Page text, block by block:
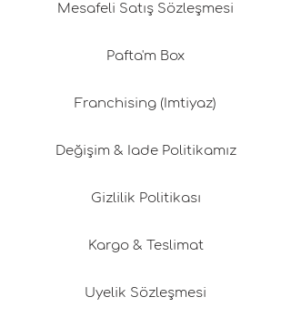
Mesafeli Satış Sözleşmesi
Pafta'm Box
Franchising (İmtiyaz)
Değişim & İade Politikamız
Gizlilik Politikası
Kargo & Teslimat
Üyelik Sözleşmesi